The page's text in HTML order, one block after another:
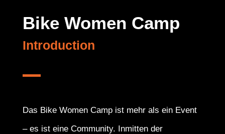
Bike Women Camp
Introduction
Das Bike Women Camp ist mehr als ein Event
– es ist eine Community. Inmitten der